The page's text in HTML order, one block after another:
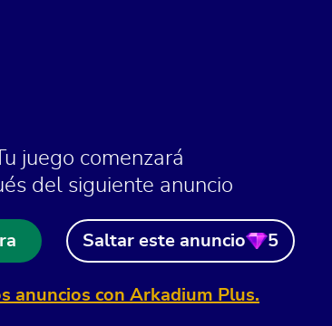
Tu juego comenzará
del siguiente anuncio
Saltar este anuncio 5
anuncios con Arkadium Plus.